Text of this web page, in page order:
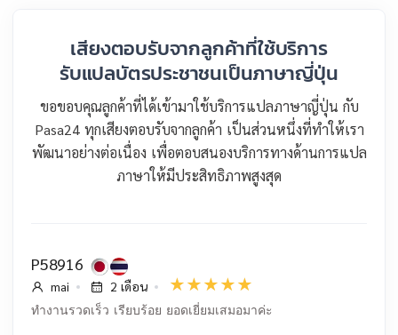
เสียงตอบรับจากลูกค้าที่ใช้บริการ
รับแปลบัตรประชาชนเป็นภาษาญี่ปุ่น
ขอขอบคุณลูกค้าที่ได้เข้ามาใช้บริการแปลภาษาญี่ปุ่น กับ
Pasa24 ทุกเสียงตอบรับจากลูกค้า เป็นส่วนหนึ่งที่ทำให้เรา
พัฒนาอย่างต่อเนื่อง เพื่อตอบสนองบริการทางด้านการแปล
ภาษาให้มีประสิทธิภาพสูงสุด
P58916
mai 2 เดือน
ทำงานรวดเร็ว เรียบร้อย ยอดเยี่ยมเสมอมาค่ะ